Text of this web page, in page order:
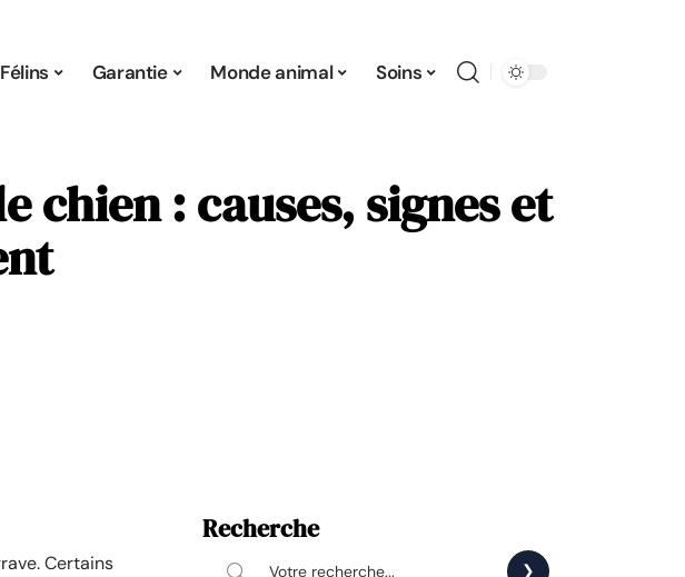
Félins Garantie Monde animal Soins
chien : causes, signes et
Certains
Recherche